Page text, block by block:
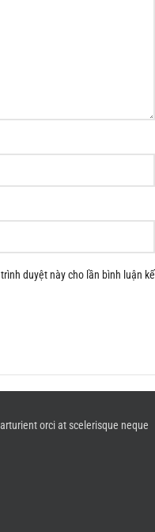
duyệt này cho lần bình luận kế
orci at scelerisque neque